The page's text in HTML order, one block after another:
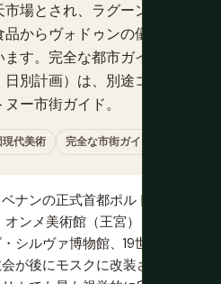
場とされ、ラグーンチャンネ
からヴォドゥンの儀式用具ま
す。完全な都市ガイド（地
別計画）は、別途コトヌーガ
ヌー市街ガイド。
代美術 完全な市街ガイドあり
ベナンの正式首都ポルトノボ
ンメ美術館（王宮）、アフ
シルヴァ博物館、19世紀のア
が後にモスクに改装された